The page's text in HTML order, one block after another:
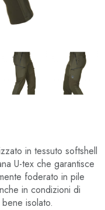
in tessuto softshell
U-tex che garantisce
foderato in pile
in condizioni di
isolato.